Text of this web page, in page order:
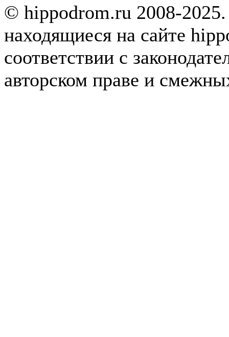
© hippodrom.ru 2008-
находящиеся на сайте
соответствии с
авторском праве и